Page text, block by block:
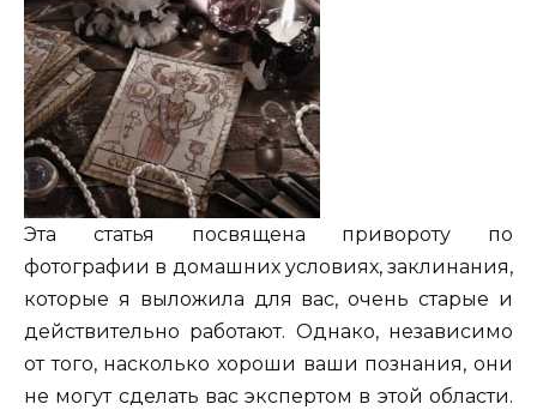
Эта статья посвящена привороту по
фотографии в домашних условиях, заклинания,
которые я выложила для вас, очень старые и
действительно работают. Однако, независимо
от того, насколько хороши ваши познания, они
не могут сделать вас экспертом в этой области.